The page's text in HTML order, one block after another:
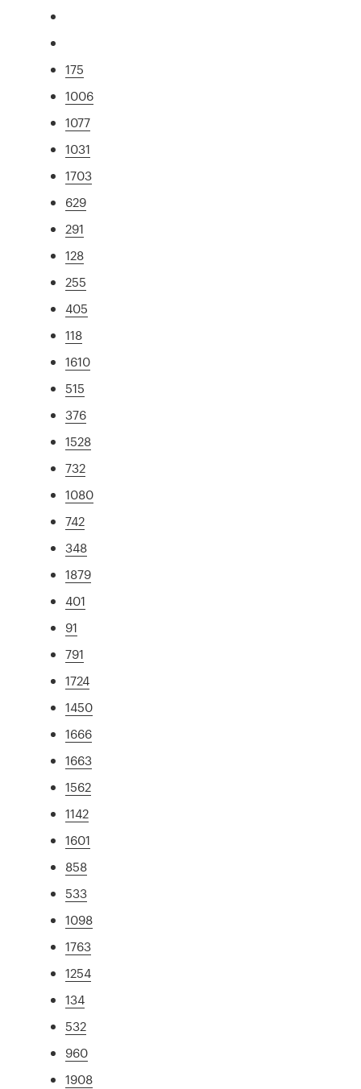
175
1006
1077
1031
1703
629
291
128
255
405
118
1610
515
376
1528
732
1080
742
348
1879
401
91
791
1724
1450
1666
1663
1562
1142
1601
858
533
1098
1763
1254
134
532
960
1908